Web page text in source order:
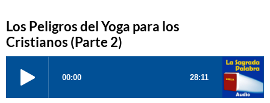
Los Peligros del Yoga para los
Cristianos (Parte 2)